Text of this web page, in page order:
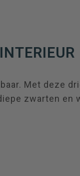
Met deze
zwarten en